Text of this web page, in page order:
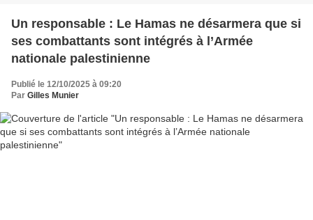
Un responsable : Le Hamas ne désarmera que si
ses combattants sont intégrés à l’Armée
nationale palestinienne
Publié le 12/10/2025 à 09:20
Par Gilles Munier